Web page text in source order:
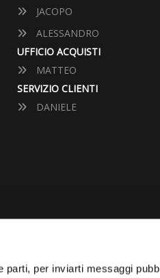
per inviarti messaggi
JACOPO
ALESSANDRO
UFFICIO ACQUISTI
MATTEO
SERVIZIO CLIENTI
DANIELE